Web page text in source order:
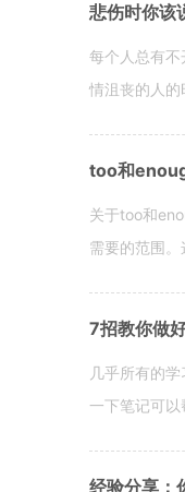
悲伤时你该
每个人总有
情沮丧的人
too和
关于too和
需要的范围
7招教你做
几乎所有的
一下笔记可以
经验分享：